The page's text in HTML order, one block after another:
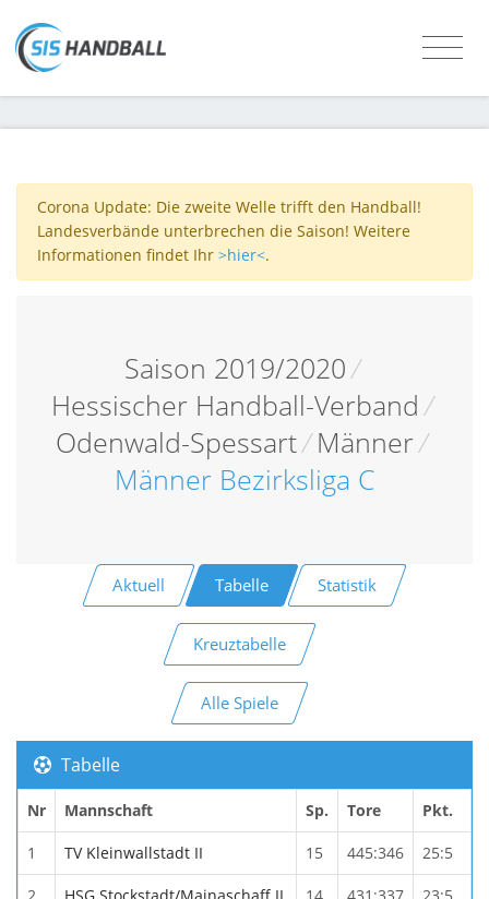
Corona Update: Die zweite Welle trifft den Handball!
Landesverbände unterbrechen die Saison! Weitere
Informationen findet Ihr >hier<.
Saison 2019/2020/
Hessischer Handball-Verband/
Odenwald-Spessart/ Männer/
Männer Bezirksliga C
Aktuell Tabelle Statistik
Kreuztabelle
Alle Spiele
Tabelle
Nr Mannschaft Sp. Tore Pkt.
1 TV Kleinwallstadt II 15 445:346 25:5